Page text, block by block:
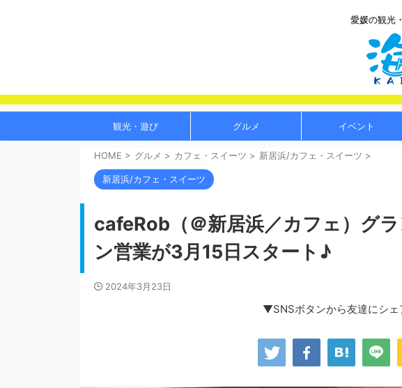
愛媛の観光
観光・遊び グルメ イベント
HOME > グルメ > カフェ・スイーツ > 新居浜/カフェ・スイーツ >
新居浜/カフェ・スイーツ
cafeRob（＠新居浜／カフェ）グ
ン営業が3月15日スタート♪
2024年3月23日
▼SNSボタンから友達にシ